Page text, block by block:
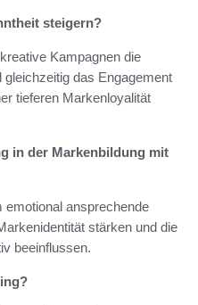
steigern?
Kampagnen die
das Engagement
tieferen Markenloyalität
in der Markenbildung mit
emotional ansprechende
stärken und die
beeinflussen.